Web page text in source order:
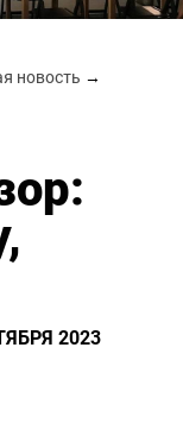
новость →
2023